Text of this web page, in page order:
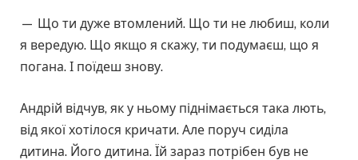
— Що ти дуже втомлений. Що ти не любиш, коли
я вередую. Що якщо я скажу, ти подумаєш, що я
погана. І поїдеш знову.
Андрій відчув, як у ньому піднімається така лють,
від якої хотілося кричати. Але поруч сиділа
дитина. Його дитина. Їй зараз потрібен був не